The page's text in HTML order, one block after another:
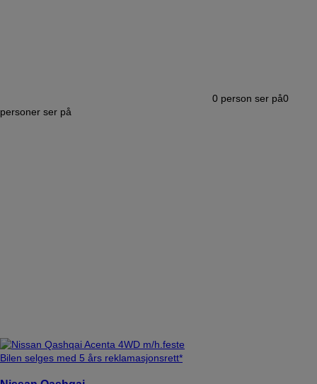
0 person ser på0
personer ser på
Bilen selges med 5 års reklamasjonsrett*